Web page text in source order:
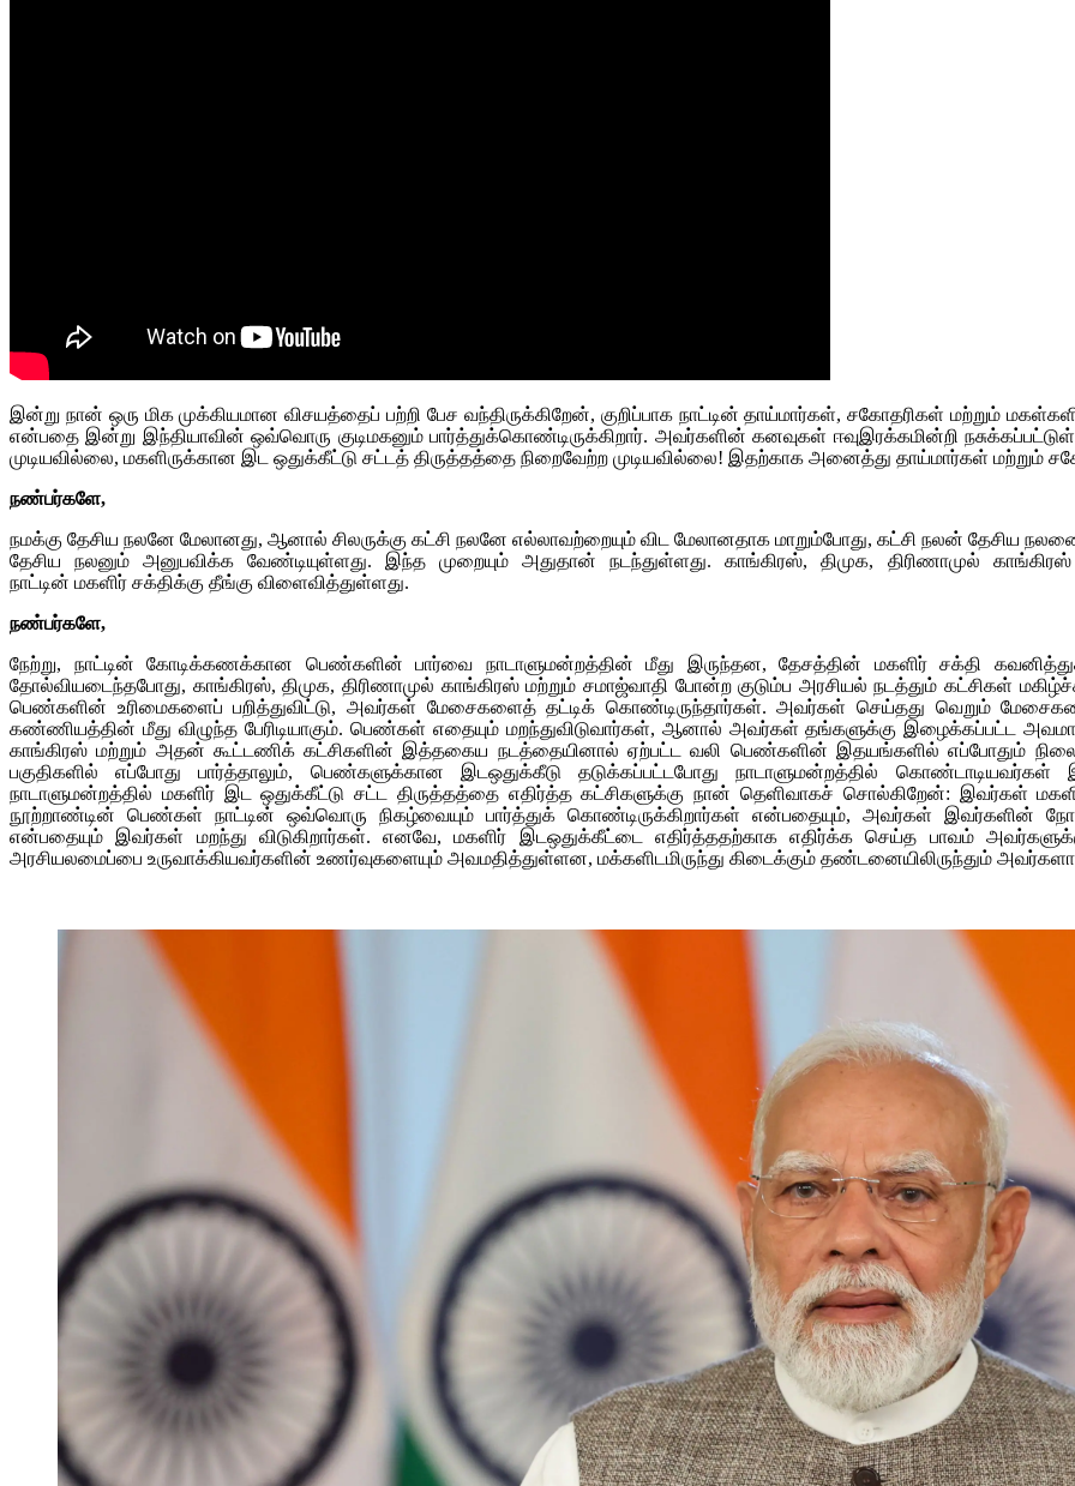
இன்று நான் ஒரு மிக முக்கியமான விசயத்தைப் பற்றி பேச வந்திருக்கிறேன், குறிப்பாக நாட்டின் தாய்மார்கள், சகோதரிகள் மற்றும்
என்பதை இன்று இந்தியாவின் ஒவ்வொரு குடிமகனும் பார்த்துக்கொண்டிருக்கிறார். அவர்களின் கனவுகள் ஈவுஇரக்கமின்றி
முடியவில்லை, மகளிருக்கான இட ஒதுக்கீட்டு சட்டத் திருத்தத்தை நிறைவேற்ற முடியவில்லை! இதற்காக அனைத்து தாய்மார்கள் மற்றும்
நண்பர்களே,
நமக்கு தேசிய நலனே மேலானது, ஆனால் சிலருக்கு கட்சி நலனே எல்லாவற்றையும் விட மேலானதாக மாறும்போது, கட்சி நலன் தேசிய
தேசிய நலனும் அனுபவிக்க வேண்டியுள்ளது. இந்த முறையும் அதுதான் நடந்துள்ளது. காங்கிரஸ், திமுக, திரிணாமுல்
நாட்டின் மகளிர் சக்திக்கு தீங்கு விளைவித்துள்ளது.
நண்பர்களே,
நேற்று, நாட்டின் கோடிக்கணக்கான பெண்களின் பார்வை நாடாளுமன்றத்தின் மீது இருந்தன, தேசத்தின் மகளிர் சக்தி
தோல்வியடைந்தபோது, காங்கிரஸ், திமுக, திரிணாமுல் காங்கிரஸ் மற்றும் சமாஜ்வாதி போன்ற குடும்ப அரசியல் நடத்தும் கட்சிகள்
பெண்களின் உரிமைகளைப் பறித்துவிட்டு, அவர்கள் மேசைகளைத் தட்டிக் கொண்டிருந்தார்கள். அவர்கள் செய்தது வெறும்
கண்ணியத்தின் மீது விழுந்த பேரிடியாகும். பெண்கள் எதையும் மறந்துவிடுவார்கள், ஆனால் அவர்கள் தங்களுக்கு இழைக்கப்பட்ட
காங்கிரஸ் மற்றும் அதன் கூட்டணிக் கட்சிகளின் இத்தகைய நடத்தையினால் ஏற்பட்ட வலி பெண்களின் இதயங்களில் எப்போதும்
பகுதிகளில் எப்போது பார்த்தாலும், பெண்களுக்கான இடஒதுக்கீடு தடுக்கப்பட்டபோது நாடாளுமன்றத்தில்
நாடாளுமன்றத்தில் மகளிர் இட ஒதுக்கீட்டு சட்ட திருத்தத்தை எதிர்த்த கட்சிகளுக்கு நான் தெளிவாகச் சொல்கிறேன்: இவர்கள்
நூற்றாண்டின் பெண்கள் நாட்டின் ஒவ்வொரு நிகழ்வையும் பார்த்துக் கொண்டிருக்கிறார்கள் என்பதையும், அவர்கள் இவர்களின்
என்பதையும் இவர்கள் மறந்து விடுகிறார்கள். எனவே, மகளிர் இடஒதுக்கீட்டை எதிர்த்ததற்காக எதிர்க்க செய்த பாவம்
அரசியலமைப்பை உருவாக்கியவர்களின் உணர்வுகளையும் அவமதித்துள்ளன, மக்களிடமிருந்து கிடைக்கும் தண்டனையிலிருந்தும் அவர்களால்